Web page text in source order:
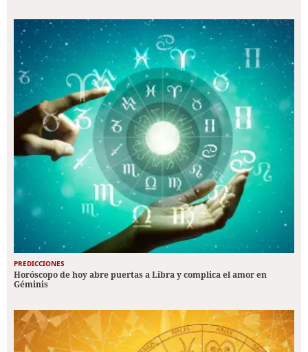
PREDICCIONES
Horóscopo de hoy abre puertas a Libra y complica el amor en
Géminis